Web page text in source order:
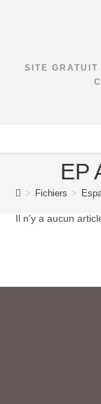
SITE
EP
> Fichiers >
Il n’y a aucun